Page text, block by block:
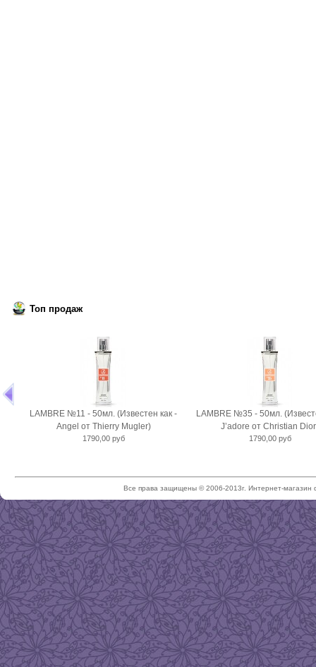
Топ продаж
LAMBRE №11 - 50мл. (Известен как -
Angel от Thierry Mugler)
1790,00 руб
LAMBRE №35 - 50мл.
J’adore от Christian
1790,00 руб
Все права защищены © 2006-2013г. Интернет-магазин